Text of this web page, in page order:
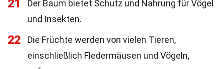
21
Der Baum bietet Schutz und Nahrung für Vögel
und Insekten.
22
Die Früchte werden von vielen Tieren,
einschließlich Fledermäusen und Vögeln,